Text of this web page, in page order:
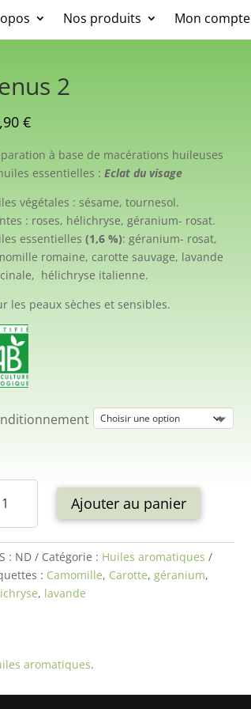
Nos produits Mon compte
2
€
à base de macérations huileuses
essentielles :Eclat du visage
végétales : sésame, tournesol.
: roses, hélichryse, géranium- rosat.
essentielles(1,6 %): géranium- rosat,
romaine, carotte sauvage, lavande
hélichryse italienne.
les peaux sèches et sensibles.
Ajouter au panier
: ND Catégorie : Huiles aromatiques
: Camomille, Carotte,géranium,
, lavande
aromatiques.